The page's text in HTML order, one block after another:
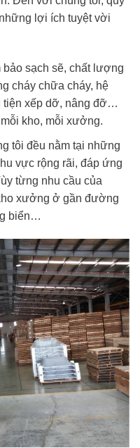
lợi ích tuyệt vời
sạch sẽ, chất lượng
cháy chữa cháy, hệ
tiện xếp dỡ, nâng đỡ…
kho, mỗi xưởng.
tôi đều nằm tại những
vực rộng rãi, đáp ứng
từng nhu cầu của
xưởng ở gần đường
biển…